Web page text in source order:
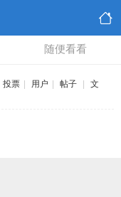
随便看看
投票 用户 帖子
文